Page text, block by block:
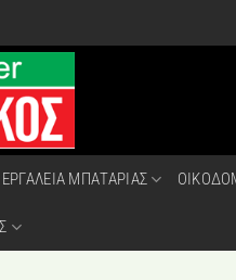
ΕΡΓΑΛΕΙΑ ΜΠΑΤΑΡΙΑΣ